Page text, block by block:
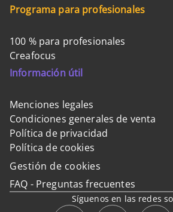
Programa para profesionales
100 % para profesionales
Creafocus
Información útil
Menciones legales
Condiciones generales de venta
Política de privacidad
Política de cookies
Gestión de cookies
FAQ - Preguntas frecuentes
Síguenos en las redes